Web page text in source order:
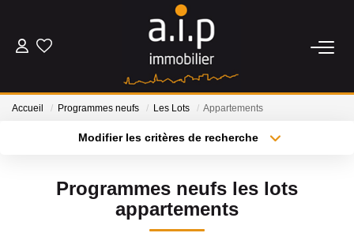
ACHETER
BIENS VENDUS
Accueil Programmes neufs Les Lots Appartements
Modifier les critères de recherche
Sélectionnez...
Type de bien
Surface min
Programmes neufs les lots
appartements